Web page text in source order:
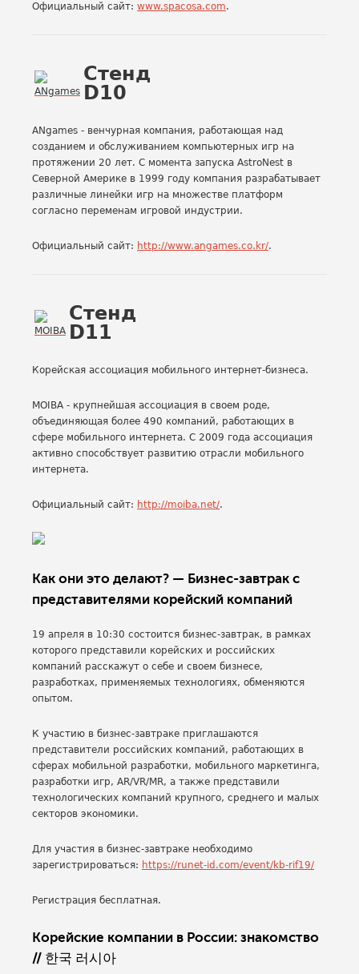
Официальный сайт: www.spacosa.com.
Стенд
D10
ANgames - венчурная компания, работающая над
созданием и обслуживанием компьютерных игр на
протяжении 20 лет. С момента запуска AstroNest в
Северной Америке в 1999 году компания разрабатывает
различные линейки игр на множестве платформ
согласно переменам игровой индустрии.
Официальный сайт: http://www.angames.co.kr/.
Стенд
D11
Корейская ассоциация мобильного интернет-бизнеса.
MOIBA - крупнейшая ассоциация в своем роде,
объединяющая более 490 компаний, работающих в
сфере мобильного интернета. С 2009 года ассоциация
активно способствует развитию отрасли мобильного
интернета.
Официальный сайт: http://moiba.net/.
Как они это делают? — Бизнес-завтрак с
представителями корейский компаний
19 апреля в 10:30 состоится бизнес-завтрак, в рамках
которого представили корейских и российских
компаний расскажут о себе и своем бизнесе,
разработках, применяемых технологиях, обменяются
опытом.
К участию в бизнес-завтраке приглашаются
представители российских компаний, работающих в
сферах мобильной разработки, мобильного маркетинга,
разработки игр, AR/VR/MR, а также представили
технологических компаний крупного, среднего и малых
секторов экономики.
Для участия в бизнес-завтраке необходимо
зарегистрироваться: https://runet-id.com/event/kb-rif19/
Регистрация бесплатная.
Корейские компании в России: знакомство
// 한국 러시아